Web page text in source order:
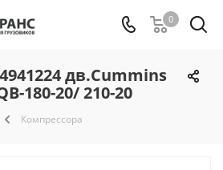
0
дв.Cummins
180-20/ 210-20
Компрессора